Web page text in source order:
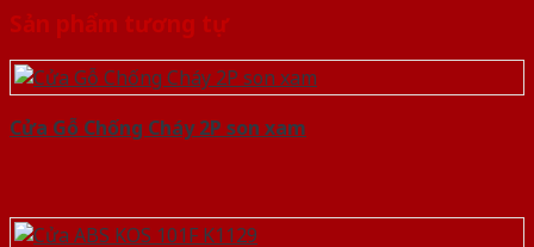
Sản phẩm tương tự
Cửa Gỗ Chống Cháy 2P son xam